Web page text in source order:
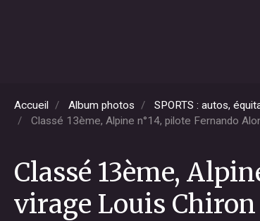
Accueil Album photos SPORTS : autos,
Classé 13ème, Alpine n°14, pilote Fernando
Classé 13ème,
virage Louis Chiron